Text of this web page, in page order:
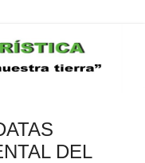
DEL